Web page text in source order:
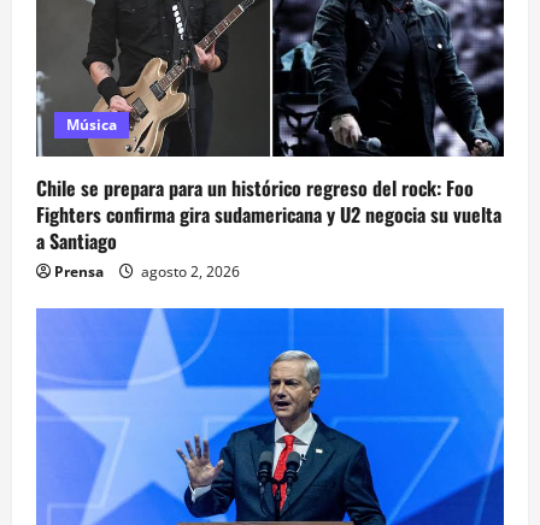
Música
Chile se prepara para un histórico regreso del rock: Foo
Fighters confirma gira sudamericana y U2 negocia su vuelta
a Santiago
Prensa agosto 2, 2026